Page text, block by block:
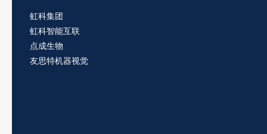
虹科集团
虹科智能互联
点成生物
友思特机器视觉